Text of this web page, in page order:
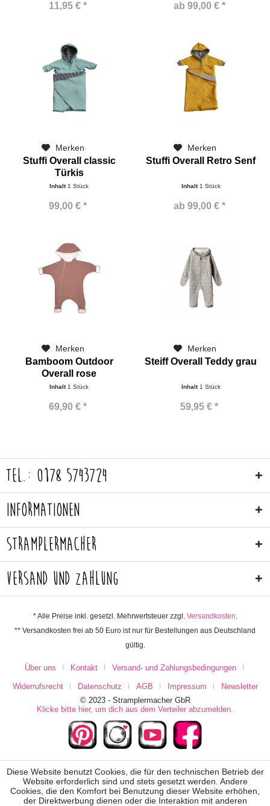
11,95 € * ab 99,00 € *
Merken
Stuffi Overall classic
Türkis
Inhalt1 Stück
99,00 € *
Merken
Stuffi Overall Retro Senf
Inhalt1 Stück
ab 99,00 € *
Merken
Bamboom Outdoor
Overall rose
Inhalt 1 Stück
69,90 € *
Merken
Steiff Overall Teddy grau
Inhalt 1 Stück
59,95 € *
Tel.: 0178 5743724
Informationen
Stramplermacher
Versand und Zahlung
* Alle Preise inkl. gesetzl. Mehrwertsteuer zzgl. Versandkosten.
** Versandkosten frei ab 50 Euro ist nur für Bestellungen aus Deutschland
gültig.
Über uns Kontakt Versand- und Zahlungsbedingungen
Widerrufsrecht Datenschutz AGB Impressum
Newsletter
© 2023 - Stramplermacher GbR
Klicke bitte hier, um dich aus dem Verteiler abzumelden.
Diese Website benutzt Cookies, die für den technischen Betrieb der
Website erforderlich sind und stets gesetzt werden. Andere
Cookies, die den Komfort bei Benutzung dieser Website erhöhen,
der Direktwerbung dienen oder die Interaktion mit anderen